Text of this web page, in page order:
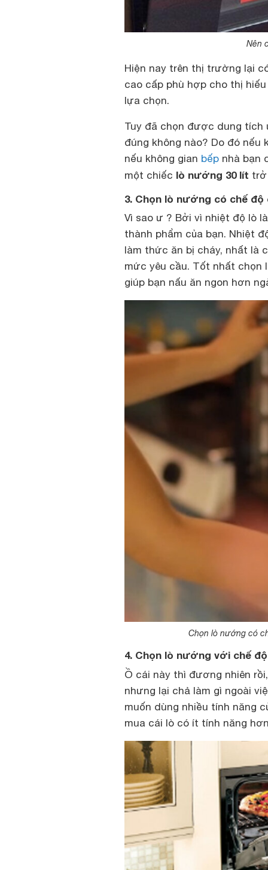
Nên
Hiện nay trên thị trường lại
cao cấp phù hợp cho thị
lựa chọn.
Tuy đã chọn được dung tích
đúng không nào? Do đó nếu
nếu không gian bếp nhà bạn
một chiếc lò nướng 30 lít trở
3. Chọn lò nướng có chế
Vì sao ư ? Bởi vì nhiệt độ lò
thành phẩm của bạn. Nhiệt
làm thức ăn bị cháy, nhất là
mức yêu cầu. Tốt nhất chọn
giúp bạn nấu ăn ngon hơn
Chọn lò nướng có
4. Chọn lò nướng với chế
Ồ cái này thì đương nhiên
nhưng lại chả làm gì ngoài
muốn dùng nhiều tính năng
mua cái lò có ít tính năng